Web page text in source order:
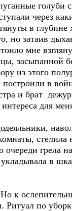
через
в глубине
но затаив
мне
засыпанной
из этого
в
и брат
для
стелила
грела
в
к
Ритуал по